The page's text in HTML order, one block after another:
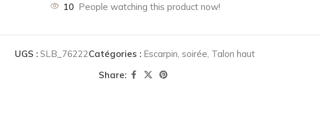
10 People watching this product now!
UGS : SLB_76222Catégories : Escarpin, soirée, Talon haut
Share: